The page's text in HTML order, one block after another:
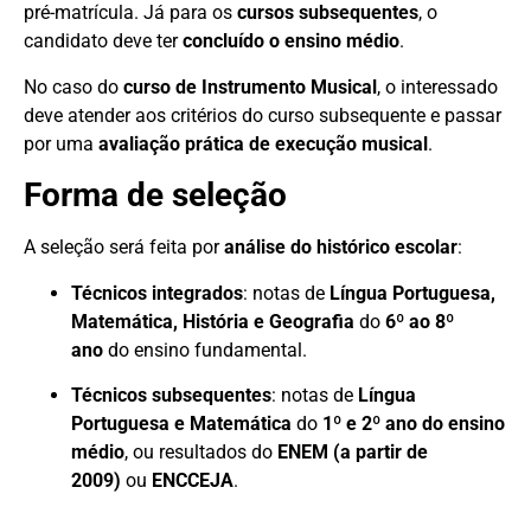
pré-matrícula. Já para os cursos subsequentes, o
candidato deve terconcluído o ensino médio.
No caso do curso de Instrumento Musical, o interessado
deve atender aos critérios do curso subsequente e passar
por uma avaliação prática de execução musical.
Forma de seleção
A seleção será feita poranálise do histórico escolar:
Técnicos integrados: notas de Língua Portuguesa,
Matemática, História e Geografia do 6º ao 8º
ano do ensino fundamental.
Técnicos subsequentes: notas de Língua
Portuguesa e Matemática do 1º e 2º ano do ensino
médio, ou resultados do ENEM (a partir de
2009) ou ENCCEJA.